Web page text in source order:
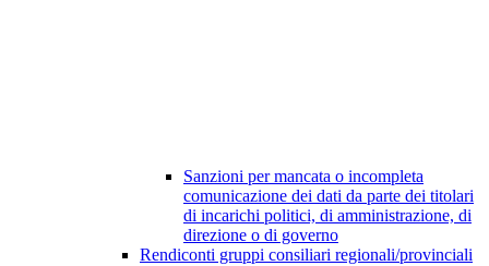
Sanzioni per mancata o incompleta
comunicazione dei dati da parte dei titolari
di incarichi politici, di amministrazione, di
direzione o di governo
Rendiconti gruppi consiliari regionali/provinciali